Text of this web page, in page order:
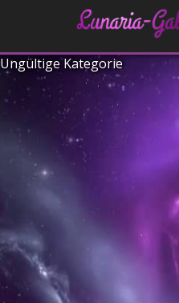
Ungültige Kategorie